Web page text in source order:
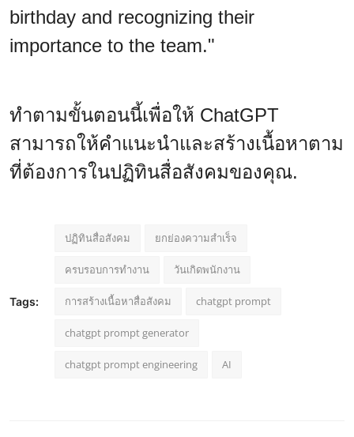
birthday and recognizing their
importance to the team."
ทำตามขั้นตอนนี้เพื่อให้ ChatGPT
สามารถให้คำแนะนำและสร้างเนื้อหาตาม
ที่ต้องการในปฏิทินสื่อสังคมของคุณ.
Tags:
ปฏิทินสื่อสังคม ยกย่องความสำเร็จ
ครบรอบการทำงาน วันเกิดพนักงาน
การสร้างเนื้อหาสื่อสังคม chatgpt prompt
chatgpt prompt generator
chatgpt prompt engineering AI